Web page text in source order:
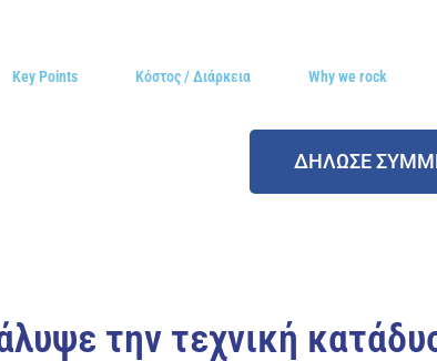
Key Points Κόστος / Διάρκεια Why we rock
ΔΗΛΩΣΕ
την τεχνική